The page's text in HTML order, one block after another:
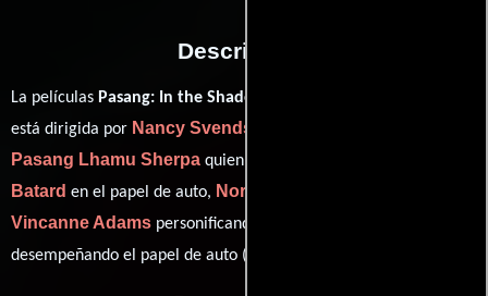
Descripción
La películas Pasang: In the Shadow of Everest
está dirigida por Nancy Svendsen
Pasang Lhamu Sherpa quien interpreta a auto,
Batard en el papel de auto, Norbu Tenzing
Vincanne Adams personificando a auto y
desempeñando el papel de auto (